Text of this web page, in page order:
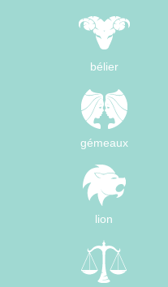
bélier
gémeaux
lion